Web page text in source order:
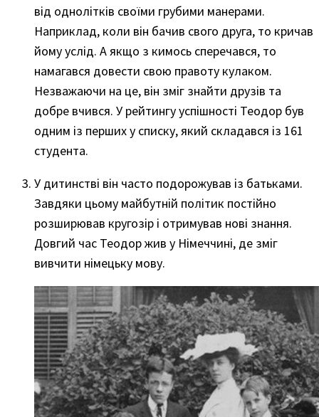
від однолітків своїми грубими манерами.
Наприклад, коли він бачив свого друга, то кричав
йому услід. А якщо з кимось сперечався, то
намагався довести свою правоту кулаком.
Незважаючи на це, він зміг знайти друзів та
добре вчився. У рейтингу успішності Теодор був
одним із перших у списку, який складався із 161
студента.
У дитинстві він часто подорожував із батьками.
Завдяки цьому майбутній політик постійно
розширював кругозір і отримував нові знання.
Довгий час Теодор жив у Німеччині, де зміг
вивчити німецьку мову.